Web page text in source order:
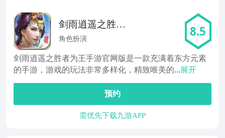
剑雨逍遥之胜者
为王
角色扮演 8.5
剑雨逍遥之胜者为王手游官网版是一款充满着东方元素
的手游，游戏的玩法非常多样化，精致唯美的...展开
预约
需优先下载九游APP